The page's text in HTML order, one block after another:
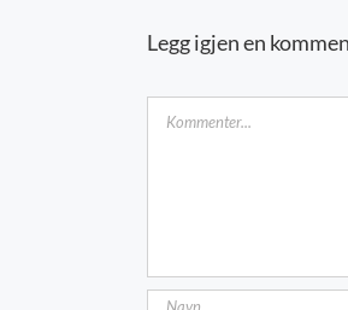
Legg igjen en